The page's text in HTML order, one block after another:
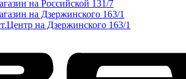
на Российской 131/7
на Дзержинского 163/1
на Дзержинского 163/1